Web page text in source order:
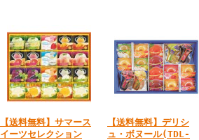
【送料無料】サマース
イーツセレクション
【送料無料】デリシ
ュ・ボヌール(TDL-